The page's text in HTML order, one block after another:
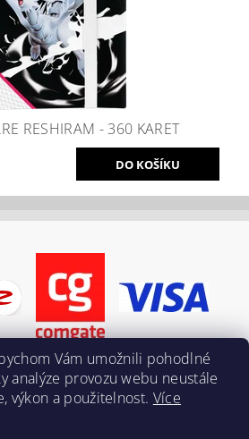
RESHIRAM - 360 KARET
Vám umožnili pohodlné
analýze provozu webu neustále
výkon a použitelnost. Více